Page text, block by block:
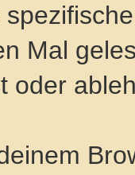
Mal
oder